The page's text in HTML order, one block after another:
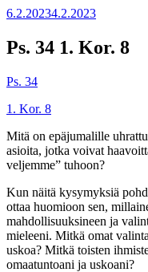
Julkaistu
6.2.20234.2.2023
Ps. 34 1. Kor. 8
Ps. 34
1. Kor. 8
Mitä on epäjumalille
asioita, jotka voivat
veljemme” tuhoon?
Kun näitä kysymyksiä
ottaa huomioon sen,
mahdollisuuksineen ja
mieleeni. Mitkä omat
uskoa? Mitkä toisten
omaatuntoani ja uskoani?